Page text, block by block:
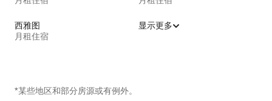
西雅图
月租住宿
显示更多
*某些地区和部分房源或有例外。